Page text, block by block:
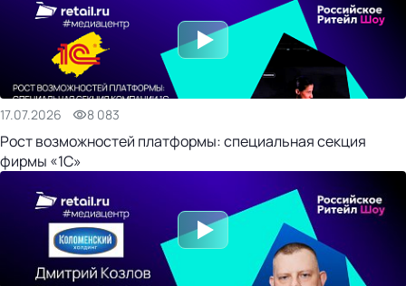
17.07.2026 8 083
Рост возможностей платформы: специальная секция
фирмы «1С»